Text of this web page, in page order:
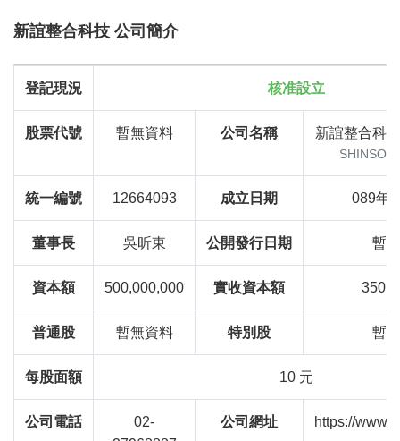
新誼整合科技 公司簡介
登記現況 核准設立
股票代號 暫無資料 公司名稱 新誼整合科
統一編號 12664093 成立日期 089年
董事長 吳昕東 公開發行日期 暫
資本額 500,000,000 實收資本額
普通股 暫無資料 特別股 暫
每股面額 10 元
公司電話
02-
公司網址 https://